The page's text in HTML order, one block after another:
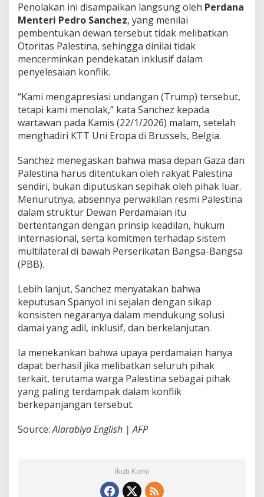
Penolakan ini disampaikan langsung oleh Perdana
Menteri Pedro Sanchez, yang menilai
pembentukan dewan tersebut tidak melibatkan
Otoritas Palestina, sehingga dinilai tidak
mencerminkan pendekatan inklusif dalam
penyelesaian konflik.
“Kami mengapresiasi undangan (Trump) tersebut,
tetapi kami menolak,” kata Sanchez kepada
wartawan pada Kamis (22/1/2026) malam, setelah
menghadiri KTT Uni Eropa di Brussels, Belgia.
Sanchez menegaskan bahwa masa depan Gaza dan
Palestina harus ditentukan oleh rakyat Palestina
sendiri, bukan diputuskan sepihak oleh pihak luar.
Menurutnya, absennya perwakilan resmi Palestina
dalam struktur Dewan Perdamaian itu
bertentangan dengan prinsip keadilan, hukum
internasional, serta komitmen terhadap sistem
multilateral di bawah Perserikatan Bangsa-Bangsa
(PBB).
Lebih lanjut, Sanchez menyatakan bahwa
keputusan Spanyol ini sejalan dengan sikap
konsisten negaranya dalam mendukung solusi
damai yang adil, inklusif, dan berkelanjutan.
Ia menekankan bahwa upaya perdamaian hanya
dapat berhasil jika melibatkan seluruh pihak
terkait, terutama warga Palestina sebagai pihak
yang paling terdampak dalam konflik
berkepanjangan tersebut.
Source:Alarabiya English | AFP
Ikuti Kami